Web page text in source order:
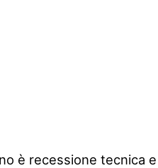
è recessione tecnica